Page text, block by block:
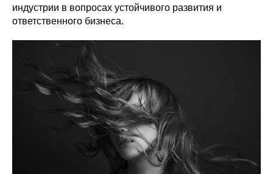
индустрии в вопросах устойчивого развития и
ответственного бизнеса.